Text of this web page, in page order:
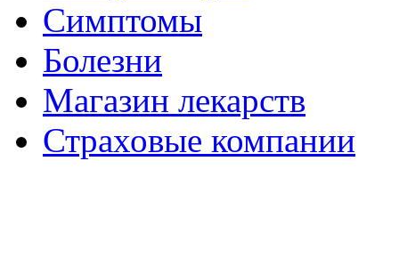
Симптомы
Болезни
Магазин лекарств
Страховые компании